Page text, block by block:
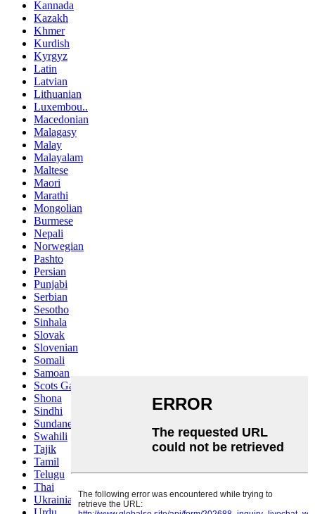
Kannada
Kazakh
Khmer
Kurdish
Kyrgyz
Latin
Latvian
Lithuanian
Luxembou..
Macedonian
Malagasy
Malay
Malayalam
Maltese
Maori
Marathi
Mongolian
Burmese
Nepali
Norwegian
Pashto
Persian
Punjabi
Serbian
Sesotho
Sinhala
Slovak
Slovenian
Somali
Samoan
Scots Gaelic
Shona
Sindhi
Sundanese
Swahili
Tajik
Tamil
Telugu
Thai
Ukrainian